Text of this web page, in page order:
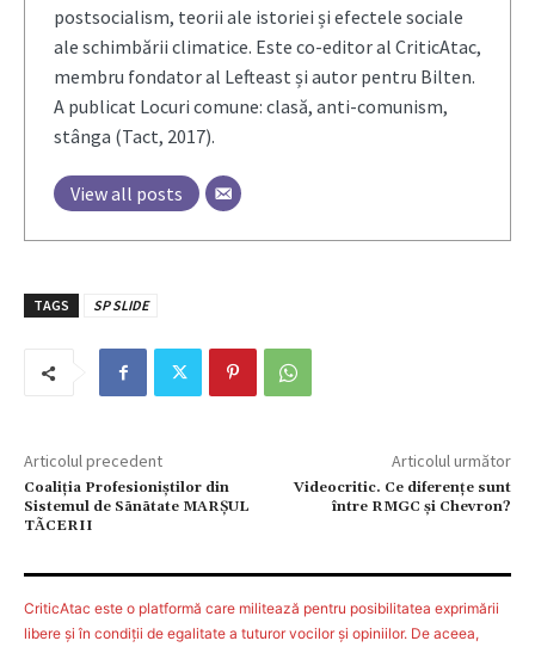
postsocialism, teorii ale istoriei și efectele sociale
ale schimbării climatice. Este co-editor al CriticAtac,
membru fondator al Lefteast și autor pentru Bilten.
A publicat Locuri comune: clasă, anti-comunism,
stânga (Tact, 2017).
View all posts
TAGS SP SLIDE
Articolul precedent
Coaliția Profesioniștilor din
Sistemul de Sãnãtate MARȘUL
TÃCERII
Articolul următor
Videocritic. Ce diferenţe sunt
între RMGC şi Chevron?
CriticAtac este o platformă care militează pentru posibilitatea exprimării
libere şi în condiţii de egalitate a tuturor vocilor şi opiniilor. De aceea,